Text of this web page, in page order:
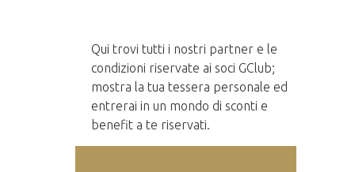
Qui trovi tutti i nostri partner e le
condizioni riservate ai soci GClub;
mostra la tua tessera personale ed
entrerai in un mondo di sconti e
benefit a te riservati.